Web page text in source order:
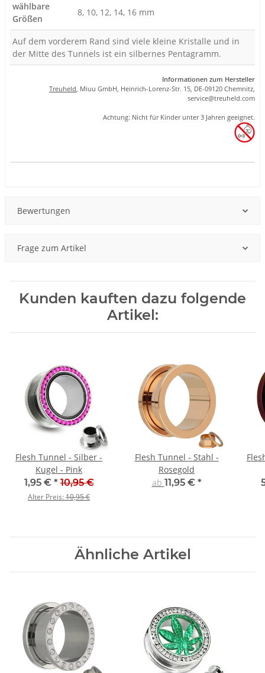
wählbare
Größen
8, 10, 12, 14, 16 mm
Auf dem vorderem Rand sind viele kleine Kristalle und in
der Mitte des Tunnels ist ein silbernes Pentagramm.
Informationen zum Hersteller
Treuheld, Miuu GmbH, Heinrich-Lorenz-Str. 15, DE-09120 Chemnitz,
service@treuheld.com
Achtung: Nicht für Kinder unter 3 Jahren geeignet.
Bewertungen
Frage zum Artikel
Kunden kauften dazu folgende
Artikel:
Flesh Tunnel - Silber -
Kugel - Pink
1,95 € * 10,95 €
Alter Preis:10,95 €
Flesh Tunnel - Stahl -
Rosegold
ab 11,95 € *
Ähnliche Artikel